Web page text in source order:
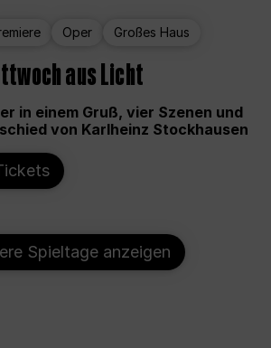
Oper Großes Haus
aus Licht
in einem Gruß, vier Szenen und
von Karlheinz Stockhausen
Spieltage anzeigen